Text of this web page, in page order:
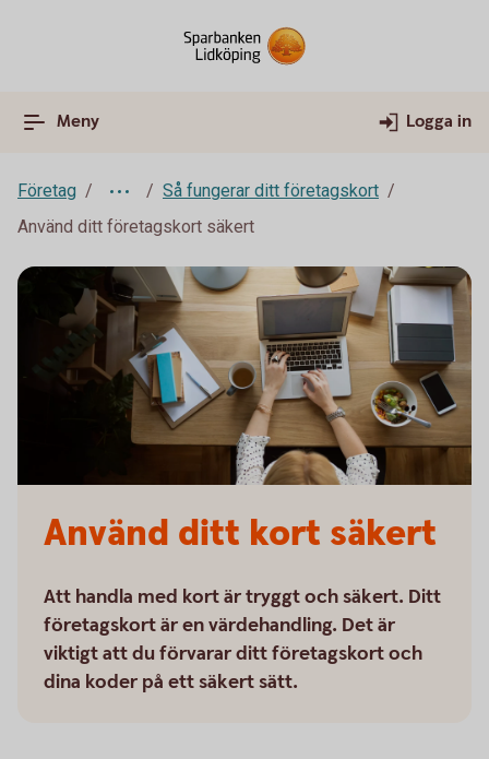
Meny Logga in
Företag
Så fungerar ditt företagskort
Använd ditt företagskort säkert
Använd ditt kort säkert
Att handla med kort är tryggt och säkert. Ditt
företagskort är en värdehandling. Det är
viktigt att du förvarar ditt företagskort och
dina koder på ett säkert sätt.